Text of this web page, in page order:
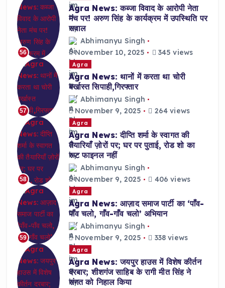
56
Agra News: कब्जा विवाद के आरोपी नेता
मंच पर! अरुण सिंह के कार्यक्रम में उपस्थिति पर
सवाल
Abhimanyu Singh
November 10, 2025
345 views
57
Agra
Agra News: थानों में करता था चोरी
बर्खास्त सिपाही,गिरफ्तार
Abhimanyu Singh
November 9, 2025
264 views
58
Agra
Agra News: दीप्ति शर्मा के स्वागत की
तैयारियाँ ज़ोरों पर; घर पर पुताई, रोड शो का
रूट फाइनल नहीं
Abhimanyu Singh
November 9, 2025
406 views
59
Agra
Agra News: आज़ाद समाज पार्टी का ‘पाँव-
पाँव चलो, गाँव-गाँव चलो’ अभियान
Abhimanyu Singh
November 9, 2025
338 views
Agra
Agra News: जयपुर हाउस में विशेष कीर्तन
दरबार; शीशगंज साहिब के रागी मीत सिंह ने
संगत को निहाल किया